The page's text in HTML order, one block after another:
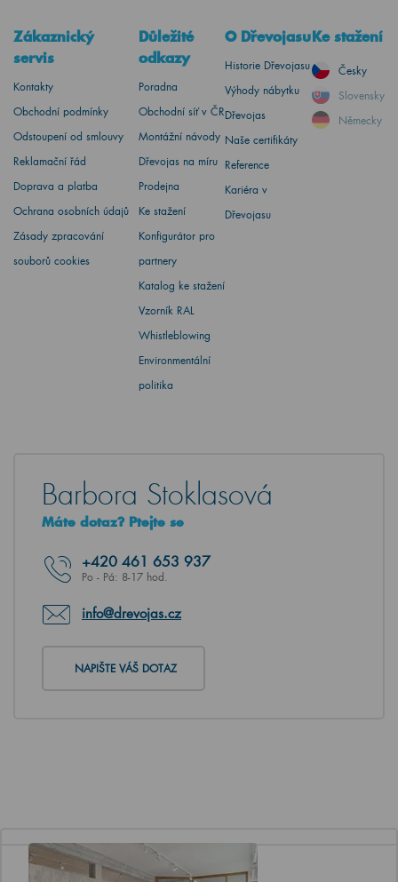
Zákaznický
servis
Kontakty
Obchodní podmínky
Odstoupení od smlouvy
Reklamační řád
Doprava a platba
Ochrana osobních údajů
Zásady zpracování
souborů cookies
Důležité
odkazy
Poradna
Obchodní síť v ČR
Montážní návody
Dřevojas na míru
Prodejna
Ke stažení
Konfigurátor pro
partnery
Katalog ke stažení
Vzorník RAL
Whistleblowing
Environmentální
politika
O Dřevojasu
Historie Dřevojasu
Výhody nábytku
Dřevojas
Naše certifikáty
Reference
Kariéra v
Dřevojasu
Ke stažení
Česky
Slovensky
Německy
Barbora Stoklasová
Máte dotaz? Ptejte se
+420 461 653 937
Po - Pá: 8-17 hod.
info@drevojas.cz
NAPIŠTE VÁŠ DOTAZ